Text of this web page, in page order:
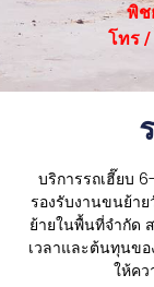
พิช
โทร
บริการรถเฮี๊ยบ
รองรับงานขนย้าย
ย้ายในพื้นที่จำกัด
เวลาและต้นทุนข
ให้ค